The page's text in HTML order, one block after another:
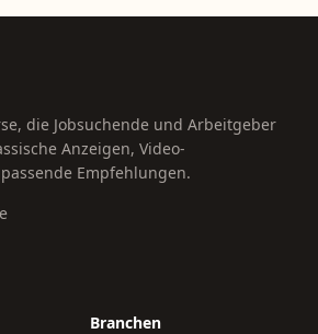
die Jobsuchende und Arbeitgeber
Anzeigen, Video-
Empfehlungen.
Branchen